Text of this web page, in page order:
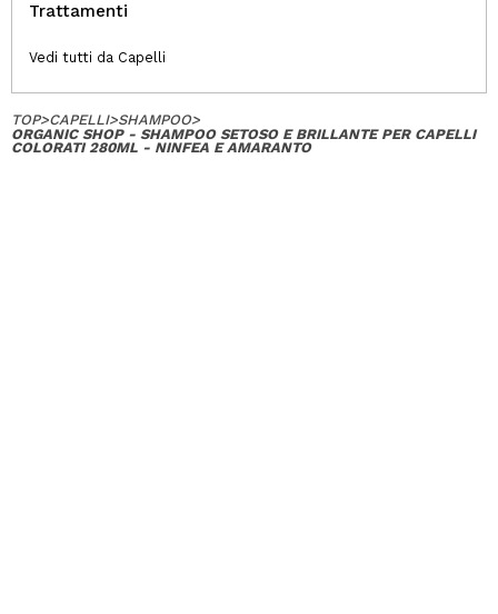
Trattamenti
Vedi tutti da Capelli
TOP>CAPELLI>SHAMPOO>
ORGANIC SHOP - SHAMPOO SETOSO E BRILLANTE PER CAPELLI
COLORATI 280ML - NINFEA E AMARANTO